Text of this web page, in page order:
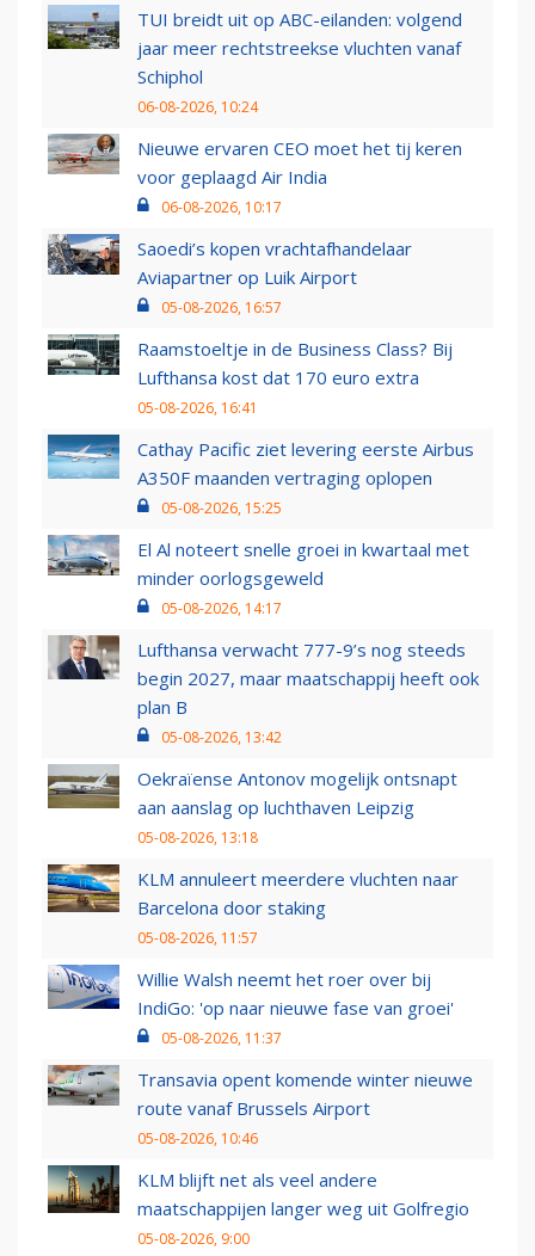
TUI breidt uit op ABC-eilanden: volgend
jaar meer rechtstreekse vluchten vanaf
Schiphol
06-08-2026, 10:24
Nieuwe ervaren CEO moet het tij keren
voor geplaagd Air India
06-08-2026, 10:17
Saoedi’s kopen vrachtafhandelaar
Aviapartner op Luik Airport
05-08-2026, 16:57
Raamstoeltje in de Business Class? Bij
Lufthansa kost dat 170 euro extra
05-08-2026, 16:41
Cathay Pacific ziet levering eerste Airbus
A350F maanden vertraging oplopen
05-08-2026, 15:25
El Al noteert snelle groei in kwartaal met
minder oorlogsgeweld
05-08-2026, 14:17
Lufthansa verwacht 777-9’s nog steeds
begin 2027, maar maatschappij heeft ook
plan B
05-08-2026, 13:42
Oekraïense Antonov mogelijk ontsnapt
aan aanslag op luchthaven Leipzig
05-08-2026, 13:18
KLM annuleert meerdere vluchten naar
Barcelona door staking
05-08-2026, 11:57
Willie Walsh neemt het roer over bij
IndiGo: 'op naar nieuwe fase van groei'
05-08-2026, 11:37
Transavia opent komende winter nieuwe
route vanaf Brussels Airport
05-08-2026, 10:46
KLM blijft net als veel andere
maatschappijen langer weg uit Golfregio
05-08-2026, 9:00